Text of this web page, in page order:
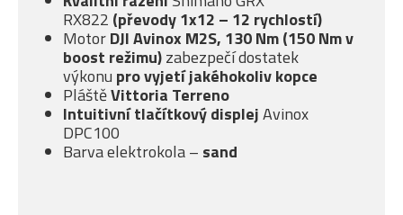
RX822 (převody 1x12 – 12 rychlostí)
MotorDJI Avinox M2S, 130 Nm (150 Nm v
boost režimu)zabezpečí dostatek
výkonu pro vyjetí jakéhokoliv kopce
PláštěVittoria Terreno
Intuitivní tlačítkový displejAvinox
DPC100
Barva elektrokola – sand